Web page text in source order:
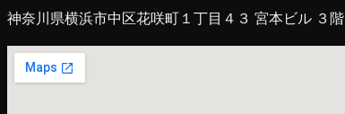
神奈川県横浜市中区花咲町１丁目４３ 宮本ビル ３階